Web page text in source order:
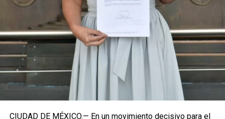
izquierda de cara a los próximos retos políticos. El relevo
institucional se procesará conforme a los tiempos legales
establecidos, manteniendo la continuidad de la
representación parlamentaria del estado.
Fuente: 5to Poder Agencia de Noticias
CIUDAD DE MÉXICO.— En un movimiento decisivo para el